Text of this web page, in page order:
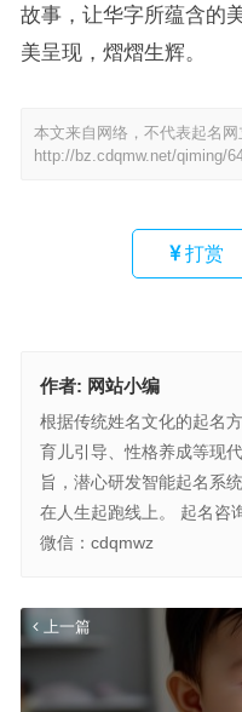
故事，让华字所蕴含的
美呈现，熠熠生辉。
本文来自网络，不代表起名网
http://bz.cdqmw.net/qiming/
打赏
作者: 网站小编
根据传统姓名文化的起名
育儿引导、性格养成等现
旨，潜心研发智能起名系
在人生起跑线上。 起名咨
微信：cdqmwz
上一篇